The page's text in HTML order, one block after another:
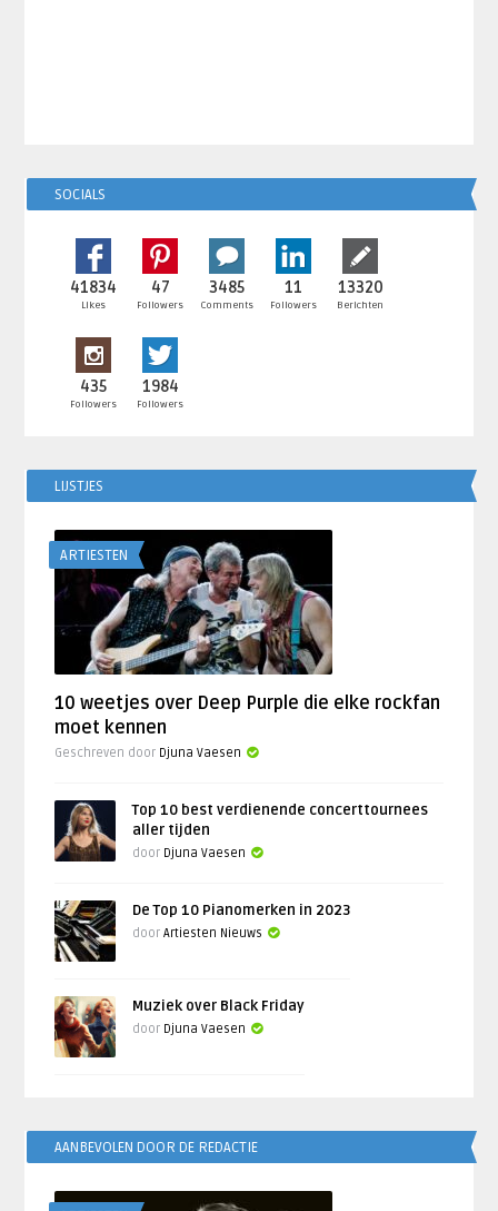
SOCIALS
41834
Likes
47
Followers
3485
Comments
11
Followers
13320
Berichten
435
Followers
1984
Followers
LIJSTJES
ARTIESTEN
10 weetjes over Deep Purple die elke rockfan
moet kennen
Geschreven door Djuna Vaesen
Top 10 best verdienende concerttournees
aller tijden
door Djuna Vaesen
De Top 10 Pianomerken in 2023
doorArtiesten Nieuws
Muziek over Black Friday
door Djuna Vaesen
AANBEVOLEN DOOR DE REDACTIE